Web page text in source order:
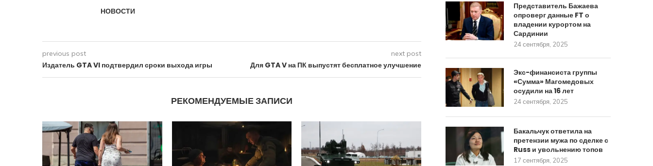
НОВОСТИ
previous post
Издатель GTA VI подтвердил сроки выхода игры
next post
Для GTA V на ПК выпустят бесплатное улучшение
РЕКОМЕНДУЕМЫЕ ЗАПИСИ
Представитель Бажаева
опроверг данные FT о
владении курортом на
Сардинии
24 сентября, 2025
Экс-финансиста группы
«Сумма» Магомедовых
осудили на 16 лет
24 сентября, 2025
Бакальчук ответила на
претензии мужа по сделке с
Russ и увольнению топов
17 сентября, 2025